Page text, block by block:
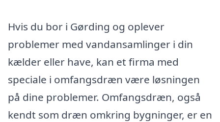
Hvis du bor i Gørding og oplever
problemer med vandansamlinger i din
kælder eller have, kan et firma med
speciale i omfangsdræn være løsningen
på dine problemer. Omfangsdræn, også
kendt som dræn omkring bygninger, er en